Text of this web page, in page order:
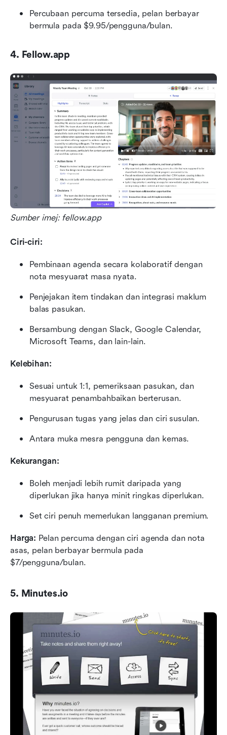
Percubaan percuma tersedia, pelan berbayar
bermula pada $9.95/pengguna/bulan.
4. Fellow.app
Sumber imej: fellow.app
Ciri-ciri:
Pembinaan agenda secara kolaboratif dengan
nota mesyuarat masa nyata.
Penjejakan item tindakan dan integrasi maklum
balas pasukan.
Bersambung dengan Slack, Google Calendar,
Microsoft Teams, dan lain-lain.
Kelebihan:
Sesuai untuk 1:1, pemeriksaan pasukan, dan
mesyuarat penambahbaikan berterusan.
Pengurusan tugas yang jelas dan ciri susulan.
Antara muka mesra pengguna dan kemas.
Kekurangan:
Boleh menjadi lebih rumit daripada yang
diperlukan jika hanya minit ringkas diperlukan.
Set ciri penuh memerlukan langganan premium.
Harga: Pelan percuma dengan ciri agenda dan nota
asas, pelan berbayar bermula pada
$7/pengguna/bulan.
5. Minutes.io